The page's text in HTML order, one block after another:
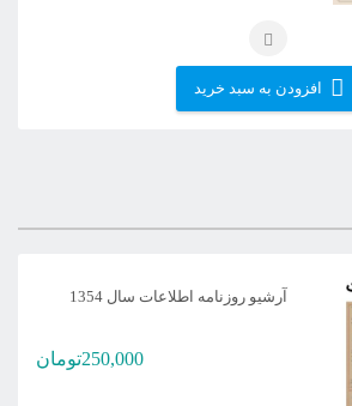
افزودن به سبد خرید
آرشیو روزنامه اطلاعات سال 1354
250,000تومان